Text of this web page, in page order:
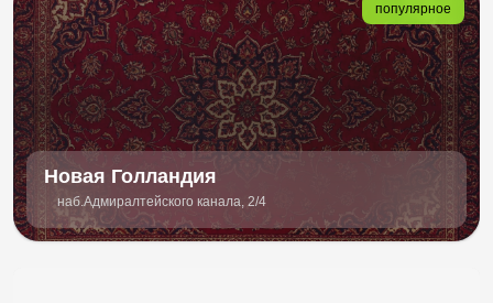
популярное
Новая Голландия
наб.Адмиралтейского канала, 2/4